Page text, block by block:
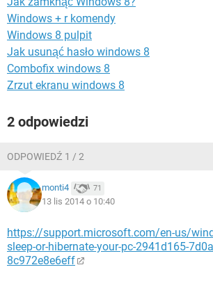
WINDOWS 10
Windows + r komendy
Windows 8 pulpit
Jak usunąć hasło windows 8
Combofix windows 8
Zrzut ekranu windows 8
2 odpowiedzi
ODPOWIEDŹ 1 / 2
monti4 71
13 lis 2014 o 10:40
https://support.microsoft.com/en-us/
sleep-or-hibernate-your-pc-2941d165-
8c972e8e6eff